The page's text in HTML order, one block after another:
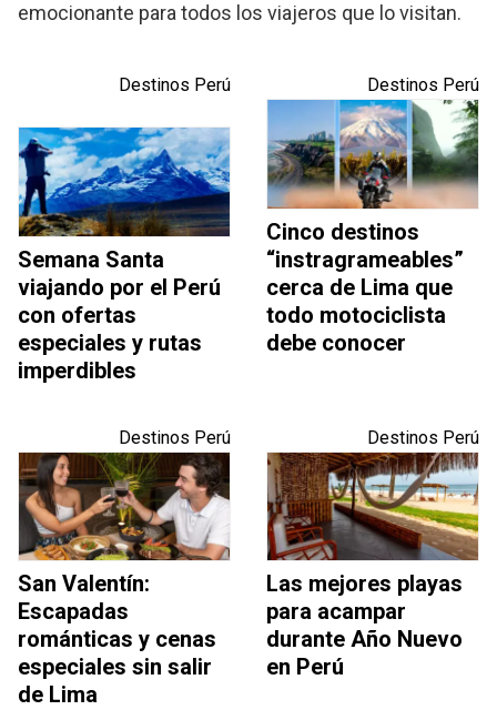
emocionante para todos los viajeros que lo visitan.
Destinos Perú
Semana Santa
viajando por el Perú
con ofertas
especiales y rutas
imperdibles
Destinos Perú
Cinco destinos
“instragrameables”
cerca de Lima que
todo motociclista
debe conocer
Destinos Perú
San Valentín:
Escapadas
románticas y cenas
especiales sin salir
de Lima
Destinos Perú
Las mejores playas
para acampar
durante Año Nuevo
en Perú